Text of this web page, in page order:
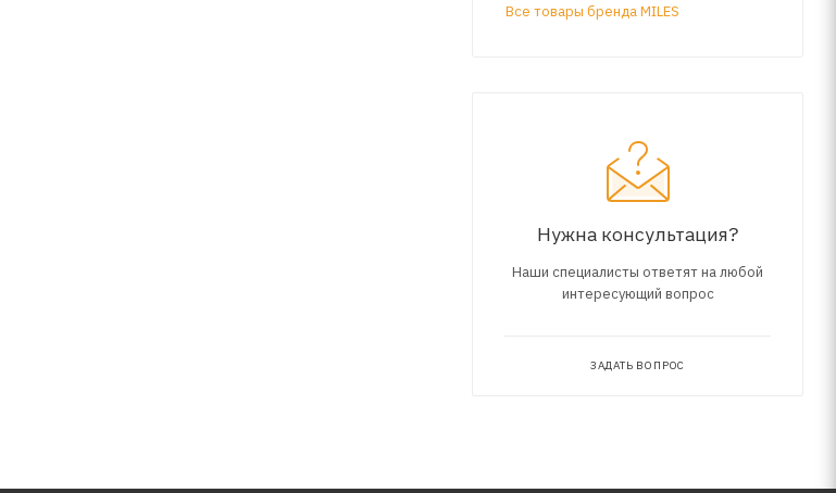
Все товары бренда MILES
Нужна консультация?
Наши специалисты ответят на любой
интересующий вопрос
ЗАДАТЬ ВОПРОС